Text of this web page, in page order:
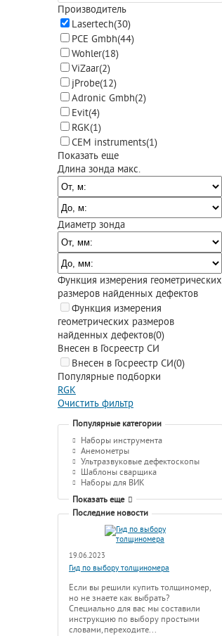
Производитель
Lasertech(30)
PCE Gmbh(44)
Wohler(18)
ViZaar(2)
jProbe(12)
Adronic Gmbh(2)
Evit(4)
RGK(1)
CEM instruments(1)
Показать еще
Длина зонда макс.
Диаметр зонда
Функция измерения геометрических
размеров найденных дефектов
Функция измерения
геометрических размеров
найденных дефектов(0)
Внесен в Госреестр СИ
Внесен в Госреестр СИ(0)
Популярные подборки
RGK
Очистить фильтр
Популярные категории
Наборы инструмента
Анемометры
Ультразвуковые дефектоскопы
Шаблоны сварщика
Наборы для ВИК
Показать еще
Последние новости
19.06.2023
Гид по выбору толщиномера
Если вы решили купить толщиномер,
но не знаете как выбрать?
Специально для вас мы составили
инструкцию по выбору простыми
словами, переходите...